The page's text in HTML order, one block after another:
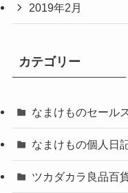
2019年2月
カテゴリー
なまけものセール
なまけもの個人日
ツカダカラ良品百